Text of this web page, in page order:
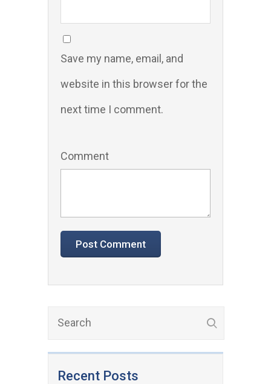
Recent Posts
Save my name, email, and
website in this browser for the
next time I comment.
Comment